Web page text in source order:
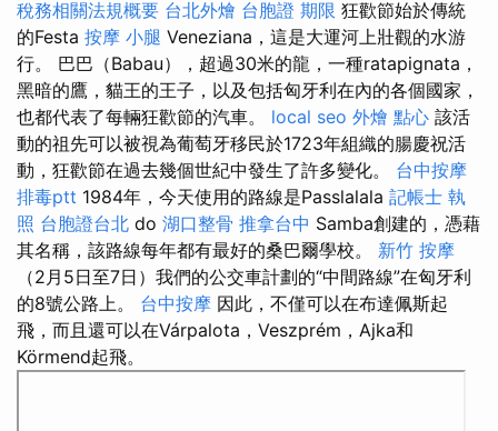
稅務相關法規概要 台北外燴 台胞證 期限 狂歡節始於傳統
的Festa 按摩 小腿 Veneziana，這是大運河上壯觀的水游
行。 巴巴（Babau），超過30米的龍，一種ratapignata，
黑暗的鷹，貓王的王子，以及包括匈牙利在內的各個國家，
也都代表了每輛狂歡節的汽車。 local seo 外燴 點心 該活
動的祖先可以被視為葡萄牙移民於1723年組織的腸慶祝活
動，狂歡節在過去幾個世紀中發生了許多變化。 台中按摩
排毒ptt 1984年，今天使用的路線是Passlalala 記帳士 執
照 台胞證台北 do 湖口整骨 推拿台中 Samba創建的，憑藉
其名稱，該路線每年都有最好的桑巴爾學校。 新竹 按摩
（2月5日至7日）我們的公交車計劃的“中間路線”在匈牙利
的8號公路上。 台中按摩 因此，不僅可以在布達佩斯起
飛，而且還可以在Várpalota，Veszprém，Ajka和
Körmend起飛。